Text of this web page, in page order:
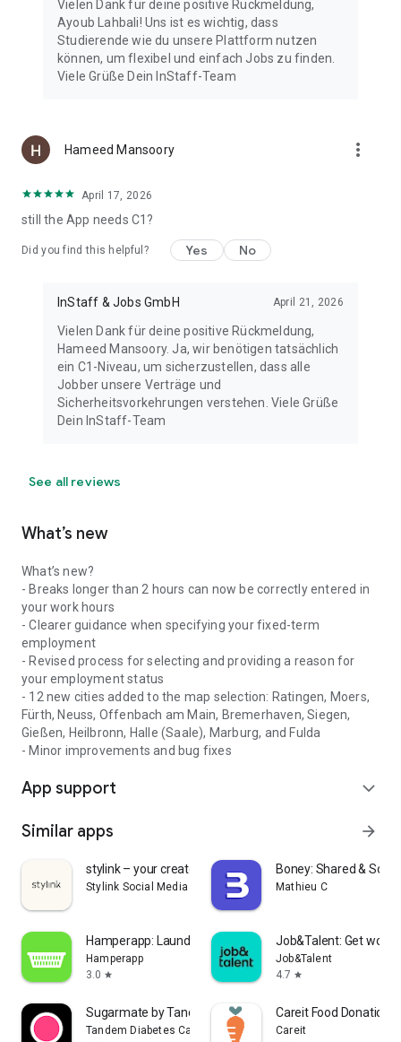
Vielen Dank für deine positive Rückmeldung,
Ayoub Lahbali! Uns ist es wichtig, dass
Studierende wie du unsere Plattform nutzen
können, um flexibel und einfach Jobs zu finden.
Viele Grüße Dein InStaff-Team
Hameed Mansoory more_vert
April 17, 2026
still the App needs C1?
Did you find this helpful? Yes No
InStaff & Jobs GmbH April 21, 2026
Vielen Dank für deine positive Rückmeldung,
Hameed Mansoory. Ja, wir benötigen tatsächlich
ein C1-Niveau, um sicherzustellen, dass alle
Jobber unsere Verträge und
Sicherheitsvorkehrungen verstehen. Viele Grüße
Dein InStaff-Team
See all reviews
What’s new
What’s new?
- Breaks longer than 2 hours can now be correctly entered in
your work hours
- Clearer guidance when specifying your fixed-term
employment
- Revised process for selecting and providing a reason for
your employment status
- 12 new cities added to the map selection: Ratingen, Moers,
Fürth, Neuss, Offenbach am Main, Bremerhaven, Siegen,
Gießen, Heilbronn, Halle (Saale), Marburg, and Fulda
- Minor improvements and bug fixes
App support expand_more
Similar apps arrow_forward
stylink – your creator tool
Stylink Social Media GmbH
Boney: Shared & Solo
Mathieu C
Hamperapp: Laundry & Dry Clean
Hamperapp
3.0 star
Job&Talent: Get work
Job&Talent
4.7 star
Sugarmate by Tandem
Tandem Diabetes Care, Inc.
Careit Food Donation
Careit